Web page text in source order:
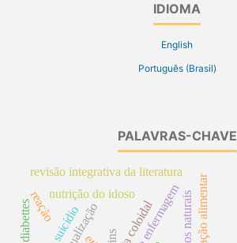
IDIOMA
English
Português (Brasil)
PALAVRAS-CHAVE
revisão integrativa da literatura
atualização
nutrição do idoso
rins
suicídio
reação
diabettes